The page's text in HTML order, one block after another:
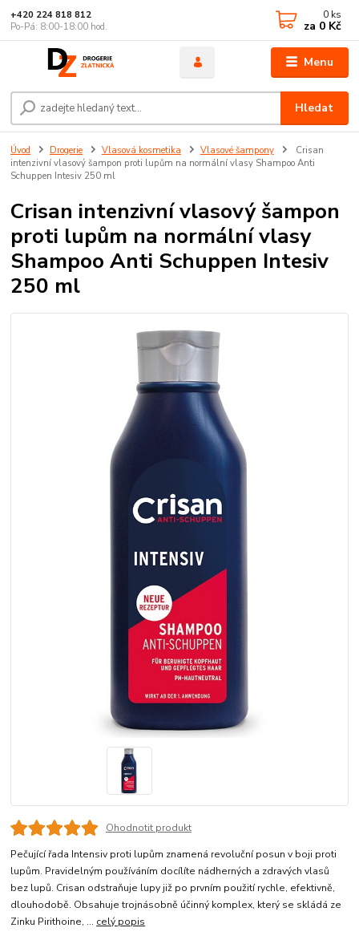
Menu
Hledat
+420 224 818 812
Po-Pá: 8:00-18:00 hod.
0 ks
za 0 Kč
Úvod Drogerie Vlasová kosmetika Vlasové šampony
Crisan
intenzivní vlasový šampon proti lupům na normální vlasy Shampoo Anti
Schuppen Intesiv 250 ml
Crisan intenzivní vlasový šampon
proti lupům na normální vlasy
Shampoo Anti Schuppen Intesiv
250 ml
Ohodnotit produkt
Pečující řada Intensiv​ proti lupům znamená revoluční posun v boji proti
lupům. Pravidelným používáním docílíte nádherných a zdravých vlasů
bez lupů. Crisan odstraňuje lupy již po prvním použití rychle, efektivně,
dlouhodobě. Obsahuje trojnásobně účinný komplex, který se skládá ze
Zinku Pirithoine, ... celý popis